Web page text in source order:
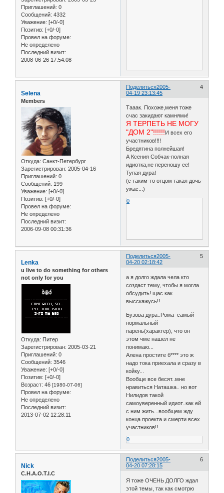
Приглашений: 0
Сообщений: 4332
Уважение: [+0/-0]
Позитив: [+0/-0]
Провел на форуме:
Не определено
Последний визит:
2008-06-26 17:54:08
Поделиться 4
2005-
04-19 23:13:45
Selena
Members
Откуда: Санкт-Петербург
Зарегистрирован: 2005-04-16
Приглашений: 0
Сообщений: 199
Уважение: [+0/-0]
Позитив: [+0/-0]
Провел на форуме:
Не определено
Последний визит:
2006-09-08 00:31:36
Тааак. Похоже,меня тоже
счас закидают камнями!
Я ТЕРПЕТЬ НЕ МОГУ
"ДОМ 2"!!!!!! И всех его
участников!!!!
Бредятина полнейшая!
А Ксения Собчак-полная
идиотка,не переношу ее!
Тупая дура!
(с таким-то отцом такая дочь-
ужас...)
0
Поделиться 5
2005-
04-20 02:18:42
Lenka
u live to do something for others
not only for you
Откуда: Питер
Зарегистрирован: 2005-03-21
Приглашений: 0
Сообщений: 3546
Уважение: [+0/-0]
Позитив: [+0/-0]
Возраст: 46 [1980-07-06]
Провел на форуме:
Не определено
Последний визит:
2013-07-02 12:28:11
а я долго ждала чела кто
создаст тему, чтобы я могла
обсудить! щас как
высскажусь!!
Бузова дура..Рома самый
нормальный
парень(характер), что он
этом чме нашел не
понимаю...
Алена простите б**** это ж
надо тока приехала и сразу в
койку...
Вообще все бесят..мне
нравиться Наташка.. но вот
Нилидов такой
самоуверенный идиот..как ей
с ним жить...вообщем жду
конца проекта и смерти всех
участников!!
0
Поделиться 6
2005-
04-20 07:28:15
Nick
C.H.A.O.T.I.C
Я тоже ОЧЕНЬ ДОЛГО ждал
этой темы, так как смотрю